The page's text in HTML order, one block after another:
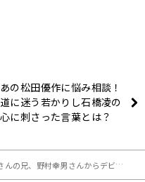
あの松田優作に悩み相談！
道に迷う若かりし石橋凌の
心に刺さった言葉とは？
んからデビュー前の秘話を伺いました！『宗次郎 オカリーナの森から』